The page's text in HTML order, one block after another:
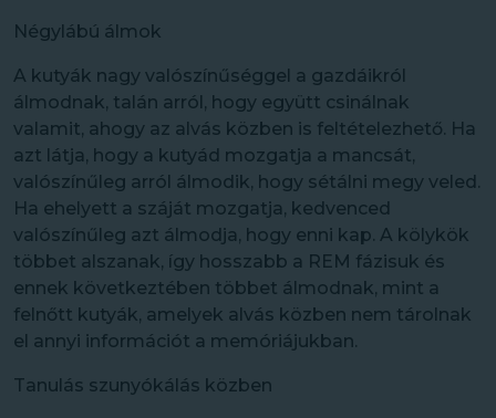
Négylábú álmok
A kutyák nagy valószínűséggel a gazdáikról
álmodnak, talán arról, hogy együtt csinálnak
valamit, ahogy az alvás közben is feltételezhető. Ha
azt látja, hogy a kutyád mozgatja a mancsát,
valószínűleg arról álmodik, hogy sétálni megy veled.
Ha ehelyett a száját mozgatja, kedvenced
valószínűleg azt álmodja, hogy enni kap. A kölykök
többet alszanak, így hosszabb a REM fázisuk és
ennek következtében többet álmodnak, mint a
felnőtt kutyák, amelyek alvás közben nem tárolnak
el annyi információt a memóriájukban.
Tanulás szunyókálás közben